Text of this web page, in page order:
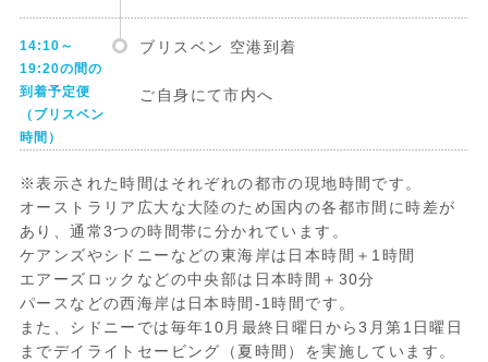
14:10～
19:20の間の
到着予定便
（ブリスベン
時間）
ブリスベン 空港到着
ご自身にて市内へ
※表示された時間はそれぞれの都市の現地時間です。
オーストラリア広大な大陸のため国内の各都市間に時差が
あり、通常3つの時間帯に分かれています。
ケアンズやシドニーなどの東海岸は日本時間＋1時間
エアーズロックなどの中央部は日本時間＋30分
パースなどの西海岸は日本時間-1時間です。
また、シドニーでは毎年10月最終日曜日から3月第1日曜日
までデイライトセービング（夏時間）を実施しています。